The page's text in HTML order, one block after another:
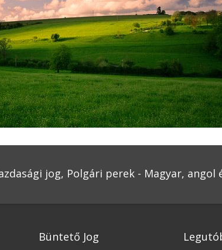
jog, Polgári perek - Magyar, angol
Büntető Jog